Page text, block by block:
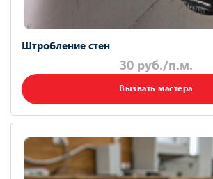
Штробление стен
30 руб./п.м.
Вызвать мастера